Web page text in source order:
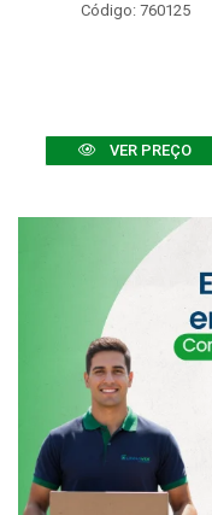
Código: 760125
VER PREÇO